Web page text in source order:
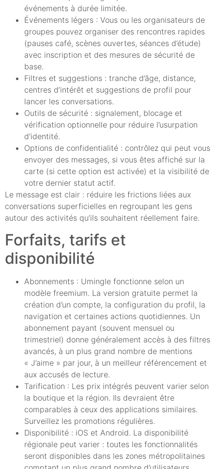
événements à durée limitée.
Événements légers : Vous ou les organisateurs de
groupes pouvez organiser des rencontres rapides
(pauses café, scènes ouvertes, séances d’étude)
avec inscription et des mesures de sécurité de
base.
Filtres et suggestions : tranche d’âge, distance,
centres d’intérêt et suggestions de profil pour
lancer les conversations.
Outils de sécurité : signalement, blocage et
vérification optionnelle pour réduire l’usurpation
d’identité.
Options de confidentialité : contrôlez qui peut vous
envoyer des messages, si vous êtes affiché sur la
carte (si cette option est activée) et la visibilité de
votre dernier statut actif.
Le message est clair : réduire les frictions liées aux
conversations superficielles en regroupant les gens
autour des activités qu’ils souhaitent réellement faire.
Forfaits, tarifs et
disponibilité
Abonnements : Umingle fonctionne selon un
modèle freemium. La version gratuite permet la
création d’un compte, la configuration du profil, la
navigation et certaines actions quotidiennes. Un
abonnement payant (souvent mensuel ou
trimestriel) donne généralement accès à des filtres
avancés, à un plus grand nombre de mentions
« J’aime » par jour, à un meilleur référencement et
aux accusés de lecture.
Tarification : Les prix intégrés peuvent varier selon
la boutique et la région. Ils devraient être
comparables à ceux des applications similaires.
Surveillez les promotions régulières.
Disponibilité : iOS et Android. La disponibilité
régionale peut varier : toutes les fonctionnalités
seront disponibles dans les zones métropolitaines